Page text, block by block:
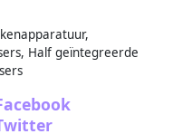
Half geïntegreerde